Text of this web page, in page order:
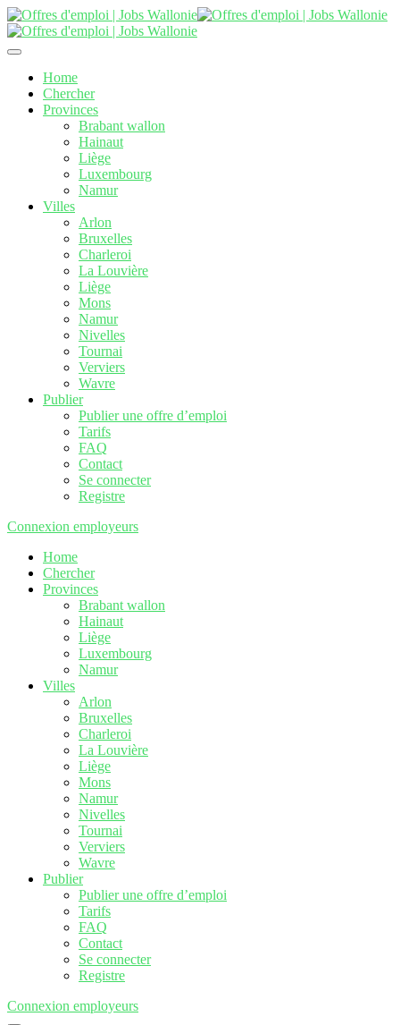
Home
Chercher
Provinces
Brabant wallon
Hainaut
Liège
Luxembourg
Namur
Villes
Arlon
Bruxelles
Charleroi
La Louvière
Liège
Mons
Namur
Nivelles
Tournai
Verviers
Wavre
Publier
Publier une offre d’emploi
Tarifs
FAQ
Contact
Se connecter
Registre
Connexion employeurs
Home
Chercher
Provinces
Brabant wallon
Hainaut
Liège
Luxembourg
Namur
Villes
Arlon
Bruxelles
Charleroi
La Louvière
Liège
Mons
Namur
Nivelles
Tournai
Verviers
Wavre
Publier
Publier une offre d’emploi
Tarifs
FAQ
Contact
Se connecter
Registre
Connexion employeurs